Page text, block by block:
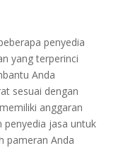
penyedia
yang terperinci
Anda
sesuai dengan
anggaran
penyedia jasa untuk
pameran Anda